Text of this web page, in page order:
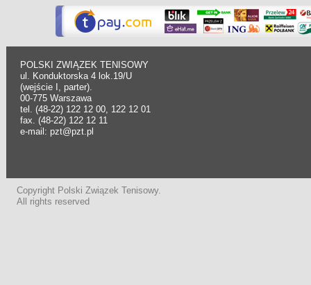
POLSKI ZWIĄZEK TENISOWY
ul. Konduktorska 4 lok.19/U
(wejście I, parter).
00-775 Warszawa
tel. (48-22) 122 12 00, 122 12 01
fax. (48-22) 122 12 11
e-mail: pzt@pzt.pl
Copyright Polski Związek Tenisowy.
All rights reserved